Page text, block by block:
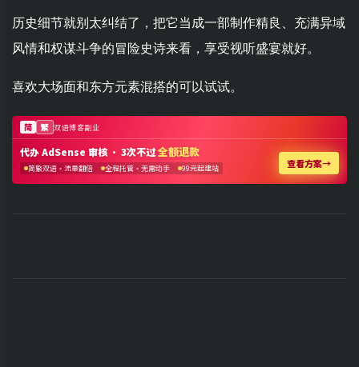
历史细节就别太纠结了，把它当成一部制作精良、充满异域
风情和权谋斗争的冒险史诗来看，享受视听盛宴就好。
喜欢大场面和东方元素混搭的可以试试。